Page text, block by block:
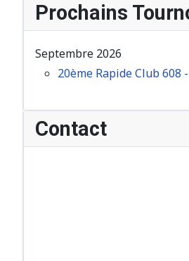
Prochains
Septembre 2026
20ème Rapide Club 608
Contact